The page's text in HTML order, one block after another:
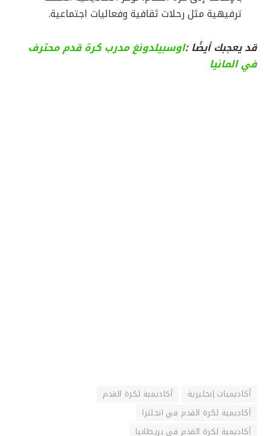
ترفيهية مثل رحلات ثقافية وفعاليات اجتماعية.
قد يعجبك أيضًا :اوسبيلدونغ مدرب كرة قدم محترف
في المانيا
أكاديميات إنجليزية
أكاديمية لكرة القدم
أكاديمية لكرة القدم في انجلترا
أكاديمية لكرة القدم في بريطانيا